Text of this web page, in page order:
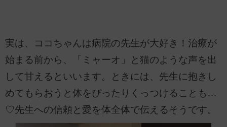
実は、ココちゃんは病院の先生が大好き！治療が
始まる前から、「ミャーオ」と猫のような声を出
して甘えるといいます。ときには、先生に抱きし
めてもらおうと体をぴったりくっつけることも…
♡先生への信頼と愛を体全体で伝えるそうです。